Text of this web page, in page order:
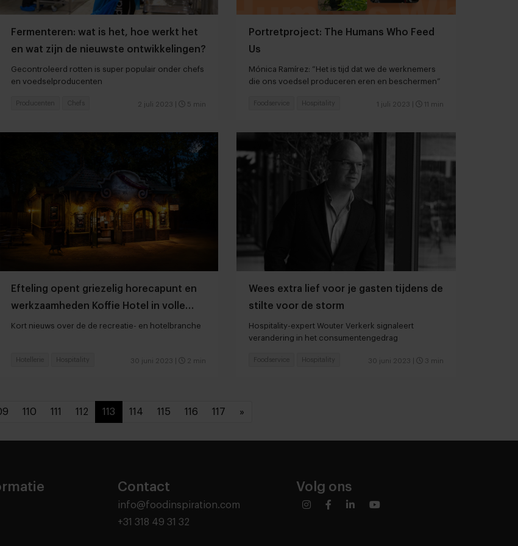
Fermenteren: wat is het, hoe werkt het
en wat zijn de nieuwste ontwikkelingen?
Gecontroleerd rotten is super populair onder chefs
en voedselproducenten
2 juli 2023 5 min
Producenten Chefs
Portretproject: The Humans Who Feed
Us
Mónica Ramírez: “Het is tijd dat we de werknemers
die ons voedsel produceren eren en beschermen”
1 juli 2023 11 min
Foodservice Hospitality
Efteling opent griezelig horecapunt en
werkzaamheden Koffie Hotel in volle
gang
Kort nieuws over de de recreatie- en hotelbranche
30 juni 2023 2 min
Hotellerie Hospitality
Wees extra lief voor je gasten tijdens de
stilte voor de storm
Hospitality-expert Wouter Verkerk signaleert
verandering in het consumentengedrag
30 juni 2023 3 min
Foodservice Hospitality
110 111 112 113 114 115 116 117 »
Contact
info@foodinspiration.com
+31 318 49 31 32
Volg ons